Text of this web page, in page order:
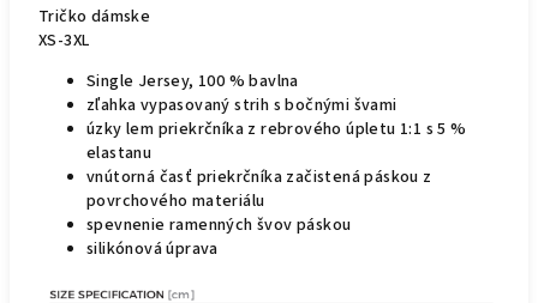
Tričko dámske
XS-3XL
Single Jersey, 100 % bavlna
zľahka vypasovaný strih s bočnými švami
úzky lem priekrčníka z rebrového úpletu 1:1 s 5 %
elastanu
vnútorná časť priekrčníka začistená páskou z
povrchového materiálu
spevnenie ramenných švov páskou
silikónová úprava